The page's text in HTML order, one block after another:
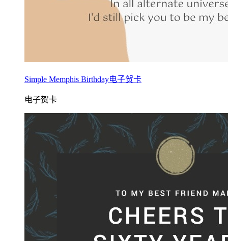
Simple Memphis Birthday电子贺卡
电子贺卡